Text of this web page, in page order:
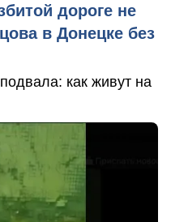
дороге не
в Донецке без
как живут на